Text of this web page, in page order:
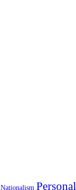
Naţionalism Personal